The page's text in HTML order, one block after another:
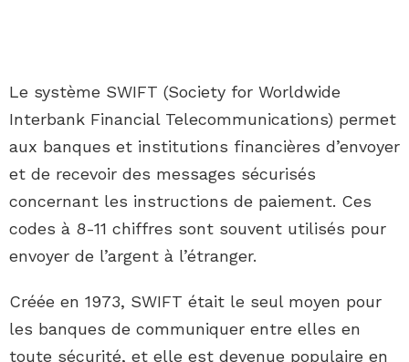
Le système SWIFT (Society for Worldwide
Interbank Financial Telecommunications) permet
aux banques et institutions financières d’envoyer
et de recevoir des messages sécurisés
concernant les instructions de paiement. Ces
codes à 8-11 chiffres sont souvent utilisés pour
envoyer de l’argent à l’étranger.
Créée en 1973, SWIFT était le seul moyen pour
les banques de communiquer entre elles en
toute sécurité, et elle est devenue populaire en